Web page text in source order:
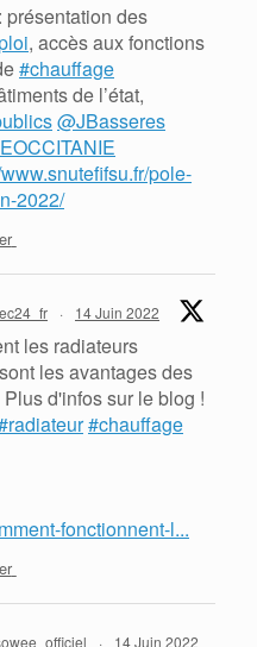
: présentation des
, accès aux fonctions
#chauffage
de l’état,
@JBasseres
pole-
2022/
· 14 Juin 2022
les radiateurs
les avantages des
d'infos sur le blog !
#chauffage
fonctionnent-l...
· 14 Juin 2022